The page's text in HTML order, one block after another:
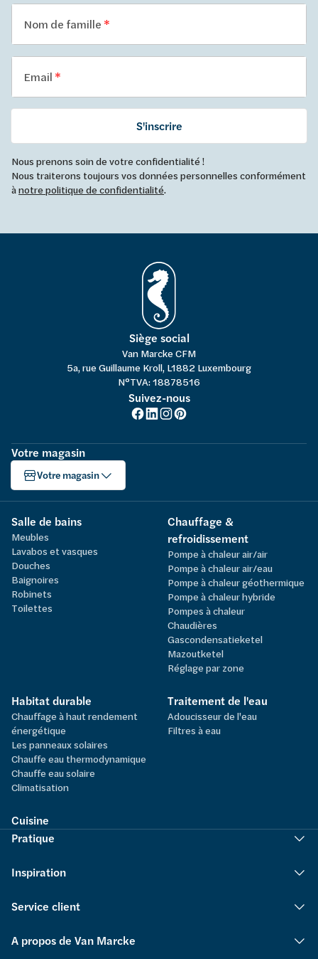
Nom de famille
Email
S'inscrire
Nous prenons soin de votre confidentialité !
Nous traiterons toujours vos données personnelles conformément
ànotre politique de confidentialité.
Siège social
Van Marcke CFM
5a, rue Guillaume Kroll, L1882 Luxembourg
N°TVA: 18878516
Suivez-nous
Votre magasin
Votre magasin
Salle de bains
Meubles
Lavabos et vasques
Douches
Baignoires
Robinets
Toilettes
Chauffage &
refroidissement
Pompe à chaleur air/air
Pompe à chaleur air/eau
Pompe à chaleur géothermique
Pompe à chaleur hybride
Pompes à chaleur
Chaudières
Gascondensatieketel
Mazoutketel
Réglage par zone
Habitat durable
Chauffage à haut rendement
énergétique
Les panneaux solaires
Chauffe eau thermodynamique
Chauffe eau solaire
Climatisation
Traitement de l'eau
Adoucisseur de l'eau
Filtres à eau
Cuisine
Pratique
Inspiration
Service client
A propos de Van Marcke